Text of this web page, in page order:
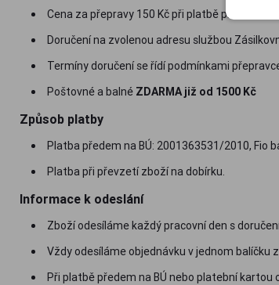
Cena za přepravy 150 Kč při platbě předem,
Doručení na zvolenou adresu službou
Termíny doručení se řídí podmínkami
Poštovné a balné ZDARMA již od 1500 Kč
Způsob platby
Platba předem na BÚ: 2001363531/2010, Fio
Platba při převzetí zboží na dobírku.
Informace k odeslání
Zboží odesíláme každý pracovní den s
Vždy odesíláme objednávku v jednom balíčku
Při platbě předem na BÚ nebo platební